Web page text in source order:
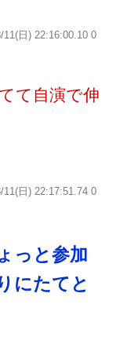
11(日) 22:16:00.10 0
て自演で伸
11(日) 22:17:51.74 0
っと参加
にたてと